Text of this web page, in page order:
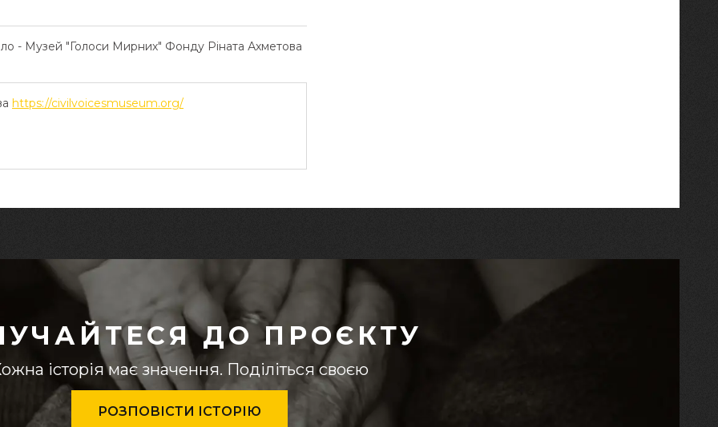
- Музей "Голоси Мирних" Фонду Ріната Ахметова
https://civilvoicesmuseum.org/
ДО ПРОЄКТУ
історія має значення. Поділіться своєю
РОЗПОВІСТИ ІСТОРІЮ